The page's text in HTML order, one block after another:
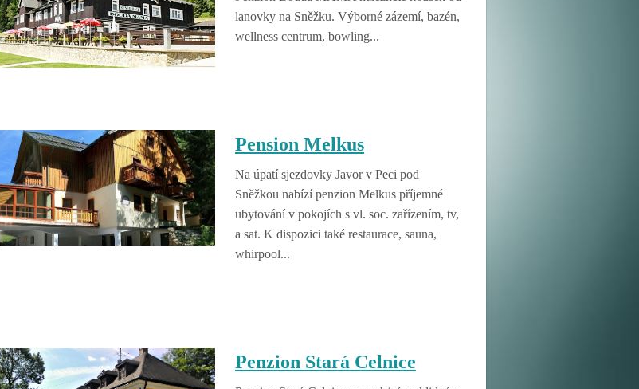
lanovky na Sněžku. Výborné zázemí, bazén,
wellness centrum, bowling...
Pension Melkus
Na úpatí sjezdovky Javor v Peci pod
Sněžkou nabízí penzion Melkus příjemné
ubytování v pokojích s vl. soc. zařízením, tv,
a sat. K dispozici také restaurace, sauna,
whirpool...
Penzion Stará Celnice